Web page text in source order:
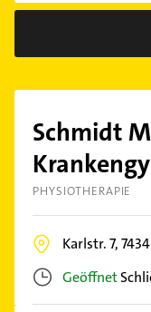
Schmidt
PHYSIOTHERAPIE
Karlstr. 7,
Geöffnet